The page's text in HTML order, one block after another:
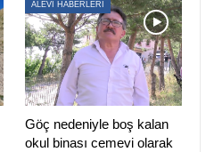
ALEVİ HABERLERİ
Göç nedeniyle boş kalan
okul binası cemevi olarak